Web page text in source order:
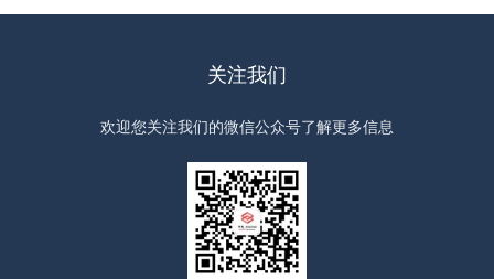
关注我们
欢迎您关注我们的微信公众号了解更多信息